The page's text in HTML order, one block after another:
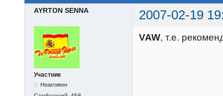
AYRTON SENNA 2007-02-19
Участник
Неактивен
VAW, т.е.